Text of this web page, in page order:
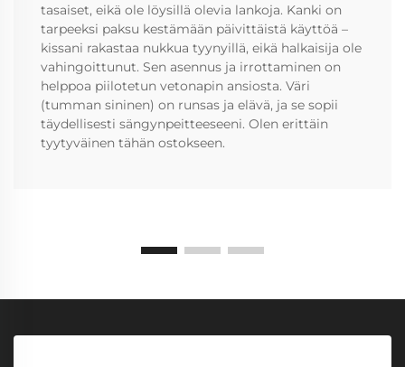
tasaiset, eikä ole löysillä olevia lankoja. Kanki on
tarpeeksi paksu kestämään päivittäistä käyttöä –
kissani rakastaa nukkua tyynyillä, eikä halkaisija ole
vahingoittunut. Sen asennus ja irrottaminen on
helppoa piilotetun vetonapin ansiosta. Väri
(tumman sininen) on runsas ja elävä, ja se sopii
täydellisesti sängynpeitteeseeni. Olen erittäin
tyytyväinen tähän ostokseen.